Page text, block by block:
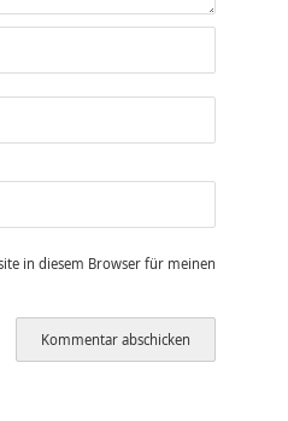
in diesem Browser für meinen